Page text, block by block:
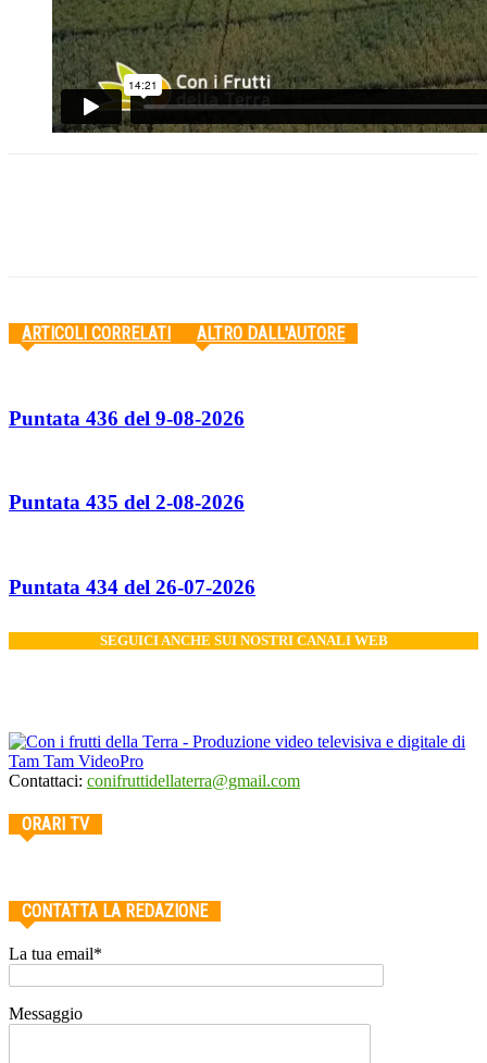
ARTICOLI CORRELATI ALTRO DALL'AUTORE
Puntata 436 del 9-08-2026
Puntata 435 del 2-08-2026
Puntata 434 del 26-07-2026
SEGUICI ANCHE SUI NOSTRI CANALI WEB
Contattaci: conifruttidellaterra@gmail.com
ORARI TV
CONTATTA LA REDAZIONE
La tua email*
Messaggio